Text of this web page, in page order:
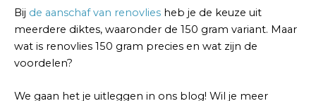
Bij de aanschaf van renovlies heb je de keuze uit
meerdere diktes, waaronder de 150 gram variant. Maar
wat is renovlies 150 gram precies en wat zijn de
voordelen?
We gaan het je uitleggen in ons blog! Wil je meer